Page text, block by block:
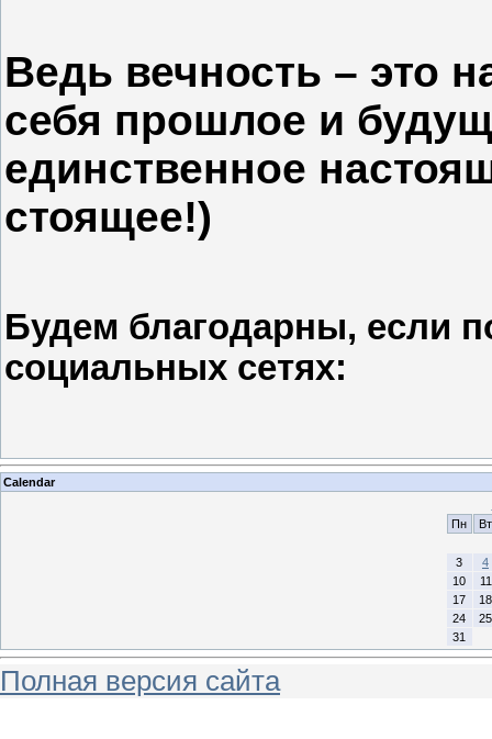
Ведь вечность – это
себя прошлое и
единственное
стоящее!)
Будем благодарны, если
социальных сетях:
Calendar
Пн
Вт
3
4
10
11
17
18
24
25
31
Полная версия сайта